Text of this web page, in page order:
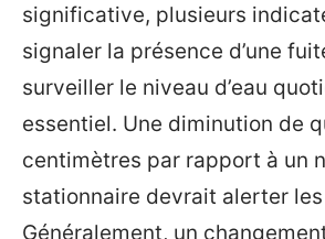
significative, plusieurs
signaler la présence d’une
surveiller le niveau d’eau
essentiel. Une diminution de
centimètres par rapport à un
stationnaire devrait alerter
Généralement, un